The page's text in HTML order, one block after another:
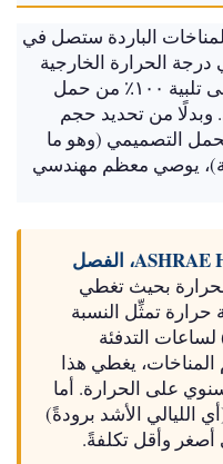
الباردة ستصل في
الحرارة الخارجية
التي تنخفض عنها قدرة المضخة على تلبية ١٠٠٪ من حمل
من تحديد حجم
١٠٠٪ من الحمل التصميمي (وهو ما
يوصي معظم مهندسي
قاعدة هندسية عامة (ASHRAE HOF 2021، الفصل
بحيث تغطي
حرارة تمثِّل النسبة
التاسعة والتسعين (٩٩٪) لساعات التدفئة
يغطي هذا
السنوي على الحرارة. أما
المتبقية البالغة ٢–٥٪ (أي الليالي الأشد برودةً)
وأقل تكلفةً.